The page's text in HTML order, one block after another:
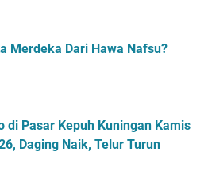
Merdeka Dari Hawa Nafsu?
di Pasar Kepuh Kuningan Kamis
Daging Naik, Telur Turun